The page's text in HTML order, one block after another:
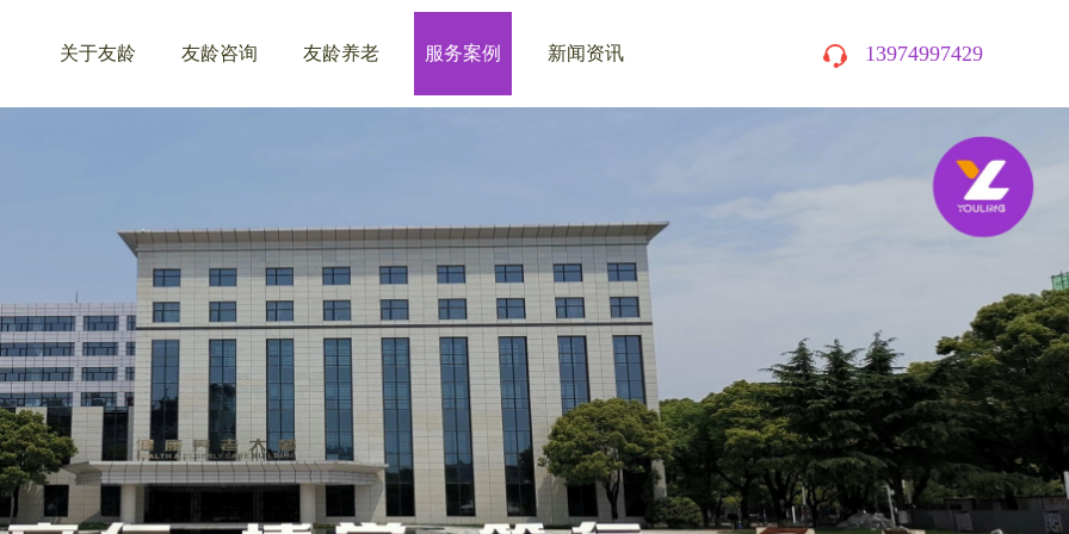
关于友龄 友龄咨询 友龄养老 服务案例 新闻资讯 13974997429